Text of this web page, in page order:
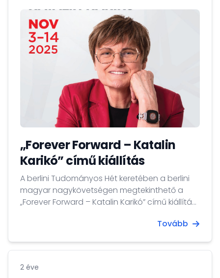
„Forever Forward – Katalin
Karikó” című kiállítás
A berlini Tudományos Hét keretében a berlini
magyar nagykövetségen megtekinthető a
„Forever Forward – Katalin Karikó” című kiállítás
Tovább
2 éve